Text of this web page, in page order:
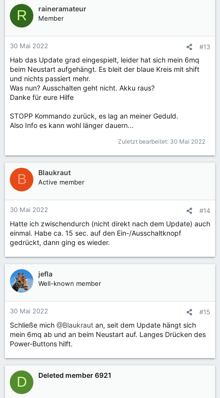
R raineramateur
Member
30 Mai 2022 #13
Hab das Update grad eingespielt, leider hat sich mein 6mq
beim Neustart aufgehängt. Es bleit der blaue Kreis mit shift
und nichts passiert mehr.
Was nun? Ausschalten geht nicht. Akku raus?
Danke für eure Hilfe
STOPP Kommando zurück, es lag an meiner Geduld.
Also Info es kann wohl länger dauern...
Zuletzt bearbeitet: 30 Mai 2022
B Blaukraut
Active member
30 Mai 2022 #14
Hatte ich zwischendurch (nicht direkt nach dem Update) auch
einmal. Habe ca. 15 sec. auf den Ein-/Ausschaltknopf
gedrückt, dann ging es wieder.
jefla
Well-known member
30 Mai 2022 #15
Schließe mich @Blaukraut an, seit dem Update hängt sich
mein 6mq ab und an beim Neustart auf. Langes Drücken des
Power-Buttons hilft.
D Deleted member 6921